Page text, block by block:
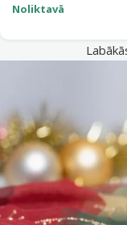
Noliktavā